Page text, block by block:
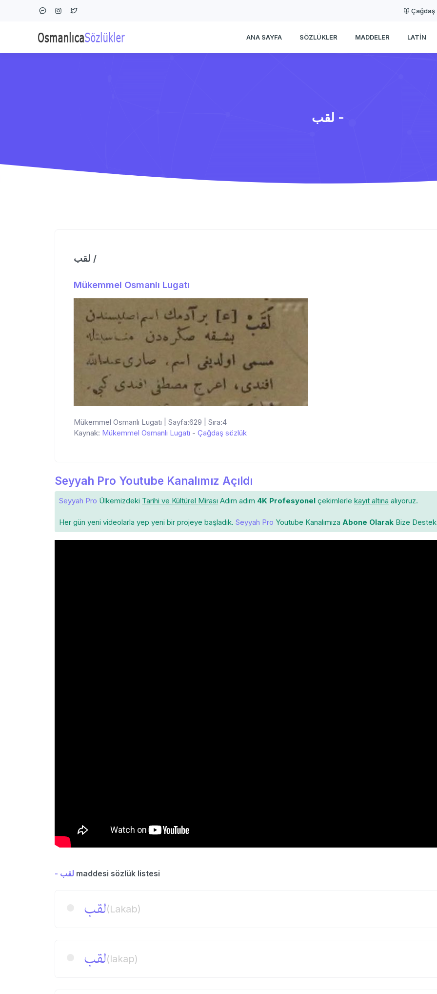
Çağdaş
ANA SAYFA SÖZLÜKLER MADDELER LATIN
لقب -
لقب /
Mükemmel Osmanlı Lugatı
Mükemmel Osmanlı Lugatı | Sayfa:629 | Sıra:4
Kaynak: Mükemmel Osmanlı Lugatı - Çağdaş sözlük
Seyyah Pro Youtube Kanalımız Açıldı
Seyyah Pro Ülkemizdeki Tarihi ve Kültürel Mirası Adım adım 4K Profesyonel çekimlerle kayıt altına alıyoruz.
Her gün yeni videolarla yep yeni bir projeye başladık. Seyyah Pro Youtube Kanalımıza Abone Olarak Bize Destek
- لقب maddesi sözlük listesi
لقب(Lakab)
لقب(lakap)